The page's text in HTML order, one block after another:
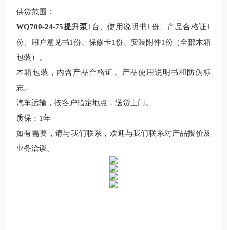
供货范围：
WQ700-24-75提升泵1台、使用说明书1份、产品合格证1
份、用户意见书1份、保修卡1份、安装附件1份（全部木箱
包装）。
木箱包装，内含产品合格证、产品使用说明书和防伪标
志。
汽车运输，按客户指定地点，送货上门。
质保： 1年
如有需要，请与我们联系，欢迎与我们联系对产品报价及
业务洽谈。